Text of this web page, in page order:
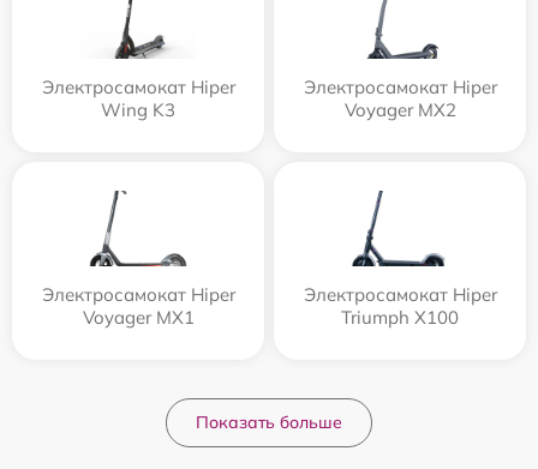
Электросамокат Hiper
Wing K3
Электросамокат Hiper
Voyager MX2
Электросамокат Hiper
Voyager MX1
Электросамокат Hiper
Triumph X100
Показать больше